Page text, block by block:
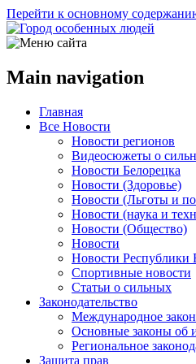
Перейти к основному
Main navigation
Главная
Все Новости
Новости регионов
Видеосюжеты о
Новости Белорецка
Новости (Здоровье)
Новости (Льготы и
Новости (наука и
Новости (Общество)
Новости
Новости Республики
Спортивные новости
Статьи о сильных
Законодательство
Международное
Основные законы об
Региональное
Защита прав